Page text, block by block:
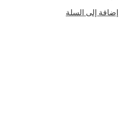
إضافة إلى السلة